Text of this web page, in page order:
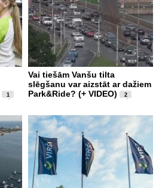
1
Vai tiešām Vanšu tilta
slēgšanu var aizstāt ar dažiem
Park&Ride? (+ VIDEO)
2